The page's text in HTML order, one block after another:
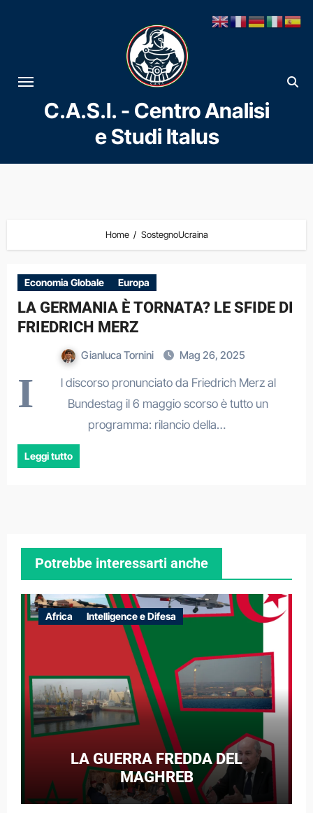
al
contenuto
C.A.S.I. - Centro Analisi
e Studi Italus
Home SostegnoUcraina
Economia Globale Europa
LA GERMANIA È TORNATA? LE SFIDE DI
FRIEDRICH MERZ
Gianluca Tornini Mag 26, 2025
I
l discorso pronunciato da Friedrich Merz al
Bundestag il 6 maggio scorso è tutto un
programma: rilancio della…
Leggi tutto
Potrebbe interessarti anche
Africa Intelligence e Difesa
LA GUERRA FREDDA DEL
MAGHREB